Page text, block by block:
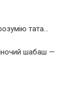
тата…
шабаш —